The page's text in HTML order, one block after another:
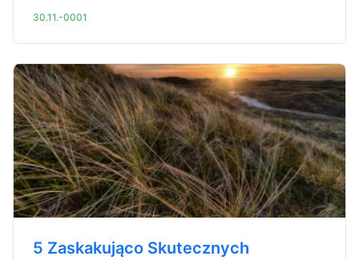
30.11.-0001
5 Zaskakująco Skutecznych